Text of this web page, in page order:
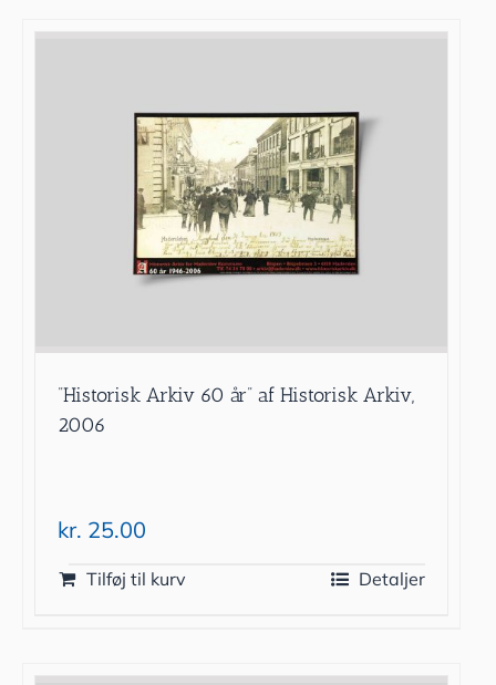
”Historisk Arkiv 60 år” af Historisk Arkiv,
2006
kr. 25.00
Tilføj til kurv Detaljer